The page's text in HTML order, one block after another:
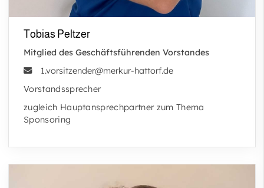
Tobias Peltzer
Mitglied des Geschäftsführenden Vorstandes
1.vorsitzender@merkur-hattorf.de
Vorstandssprecher
zugleich Hauptansprechpartner zum Thema
Sponsoring